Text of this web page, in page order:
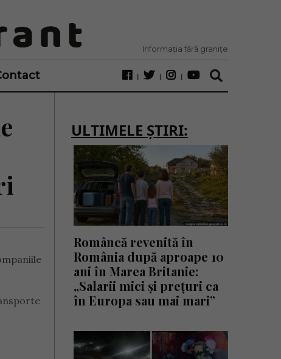
Informația fără granițe
ULTIMELE ȘTIRI:
Româncă revenită în
România după aproape 10
ani în Marea Britanie:
„Salarii mici și prețuri ca
în Europa sau mai mari”